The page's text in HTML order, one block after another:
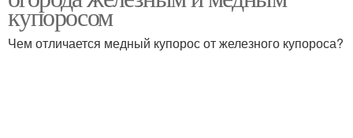
купоросом
Чем отличается медный купорос от железного купороса?